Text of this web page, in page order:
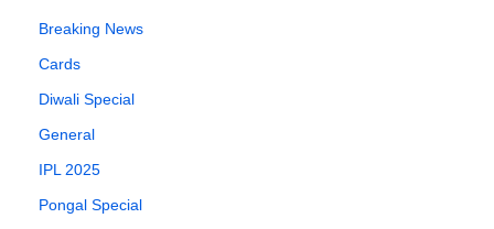
Breaking News
Cards
Diwali Special
General
IPL 2025
Pongal Special